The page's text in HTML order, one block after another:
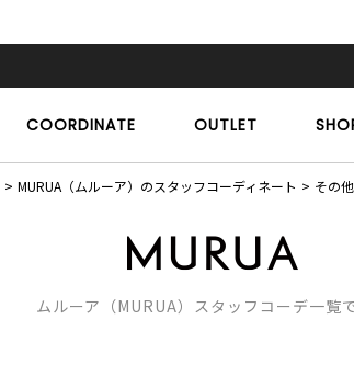
COORDINATE OUTLET
MURUA（ムルーア）のスタッフコーディネート その他
ムルーア（MURUA）スタッフコーデ一覧で